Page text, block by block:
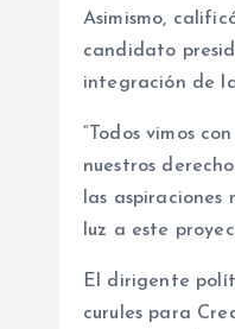
Asimismo,
candidato
integración de
“Todos vimos
nuestros
las
luz a este
El dirigente
curules para